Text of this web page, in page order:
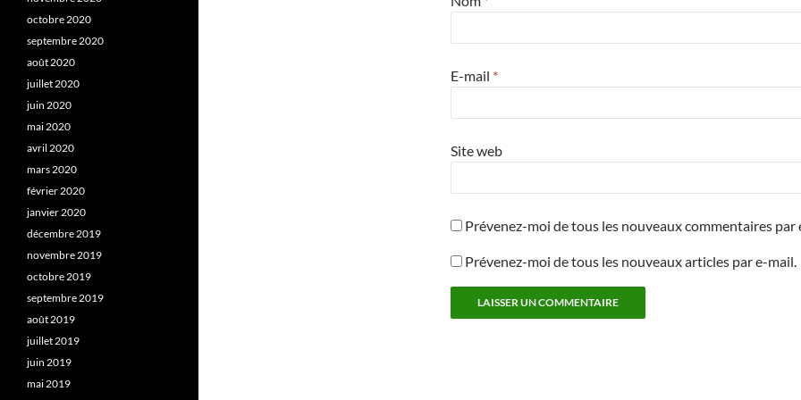
E-mail *
Site web
Prévenez-moi de tous les nouveaux commentaires par
Prévenez-moi de tous les nouveaux articles par e-mail.
octobre 2020
septembre 2020
août 2020
juillet 2020
juin 2020
mai 2020
avril 2020
mars 2020
février 2020
janvier 2020
décembre 2019
novembre 2019
octobre 2019
septembre 2019
août 2019
juillet 2019
juin 2019
mai 2019